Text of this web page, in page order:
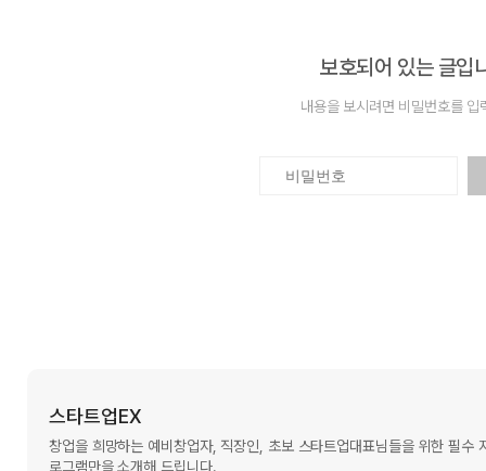
보호되어 있는 글입
내용을 보시려면 비밀번호를 입
스타트업EX
창업을 희망하는 예비창업자, 직장인, 초보 스타트업대표님들을 위한 필수
로그램만을 소개해 드립니다.